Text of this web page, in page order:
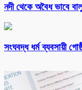
নদী থেকে অবৈধ ভাবে
সংঘবদ্ধ ধর্ম ব্যবসায়ী